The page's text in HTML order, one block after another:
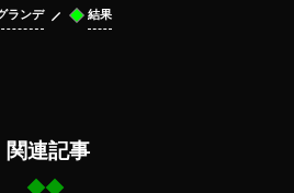
ランデ 結果
関連記事